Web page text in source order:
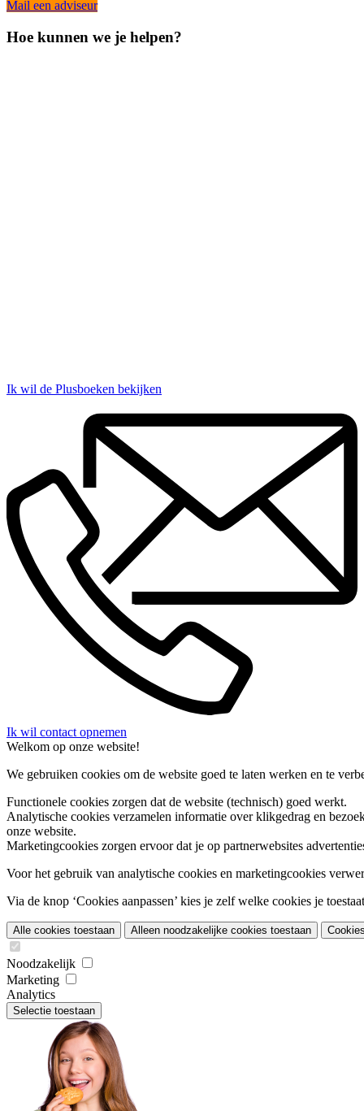
Mail een adviseur
Hoe kunnen we je helpen?
Ik wil de Plusboeken bekijken
Ik wil contact opnemen
Welkom op onze website!
We gebruiken cookies om de website goed te laten werken en te
Functionele cookies zorgen dat de website (technisch) goed werkt.
Analytische cookies verzamelen informatie over klikgedrag en
onze website.
Marketingcookies zorgen ervoor dat je op partnerwebsites
Voor het gebruik van analytische cookies en marketingcookies
Via de knop ‘Cookies aanpassen’ kies je zelf welke cookies je
Alle cookies toestaan Alleen noodzakelijke cookies toestaan
Noodzakelijk
Marketing
Analytics
Selectie toestaan